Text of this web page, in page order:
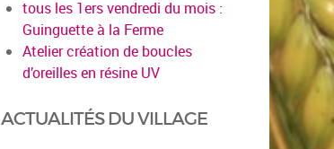
tous les 1ers vendredi du mois :
Guinguette à la Ferme
Atelier création de boucles
d’oreilles en résine UV
ACTUALITÉS DU VILLAGE